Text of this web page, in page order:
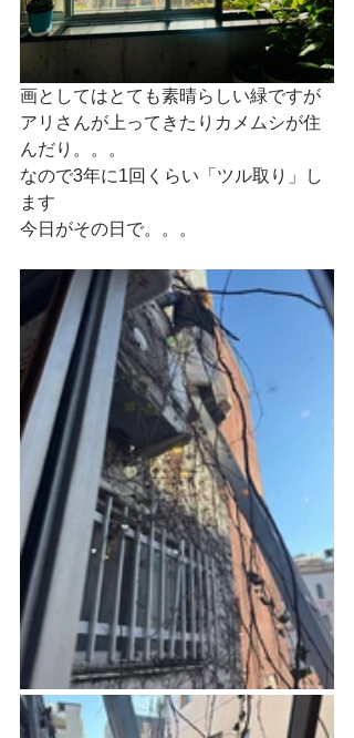
画としてはとても素晴らしい緑ですが
アリさんが上ってきたりカメムシが住
んだり。。。
なので3年に1回くらい「ツル取り」し
ます
今日がその日で。。。